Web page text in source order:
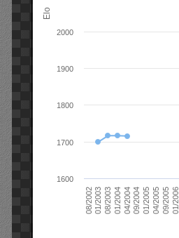
Elo
08/200201/200308/200301/200404/200409/200401/200504/200509/200501/2006
1600
1700
1800
1900
2000